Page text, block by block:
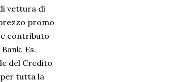
vettura di
promo
contributo
Es.
del Credito
per tutta la